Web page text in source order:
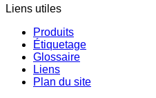
Liens utiles
Produits
Étiquetage
Glossaire
Liens
Plan du site